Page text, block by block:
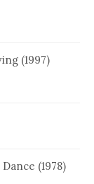
(1997)
(1978)